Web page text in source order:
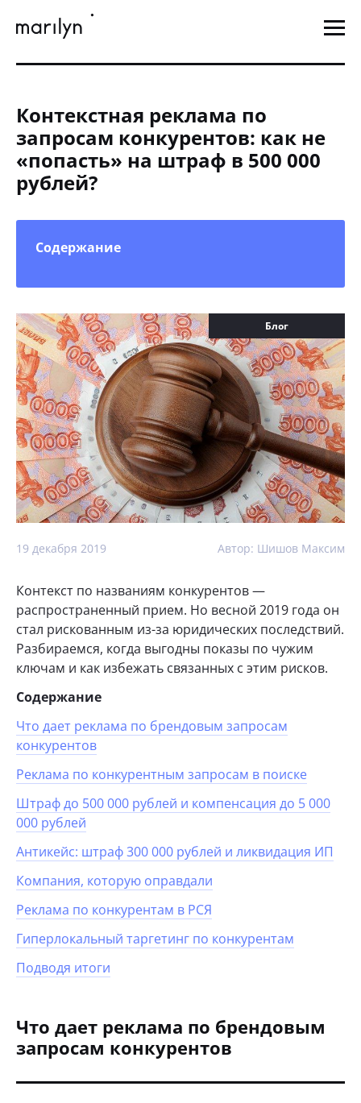
Контекстная реклама по
запросам конкурентов: как не
«попасть» на штраф в 500 000
рублей?
Содержание
Блог
19 декабря 2019 Автор: Шишов Максим
Контекст по названиям конкурентов —
распространенный прием. Но весной 2019 года он
стал рискованным из-за юридических последствий.
Разбираемся, когда выгодны показы по чужим
ключам и как избежать связанных с этим рисков.
Содержание
Что дает реклама по брендовым запросам
конкурентов
Реклама по конкурентным запросам в поиске
Штраф до 500 000 рублей и компенсация до 5 000
000 рублей
Антикейс: штраф 300 000 рублей и ликвидация ИП
Компания, которую оправдали
Реклама по конкурентам в РСЯ
Гиперлокальный таргетинг по конкурентам
Подводя итоги
Что дает реклама по брендовым
запросам конкурентов